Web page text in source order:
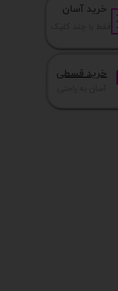
خرید آسان
خرید قسطی